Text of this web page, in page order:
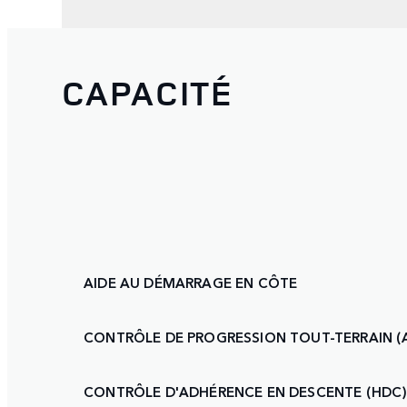
CAPACITÉ
AIDE AU DÉMARRAGE EN CÔTE
CONTRÔLE DE PROGRESSION TOUT-TERRAIN
CONTRÔLE D'ADHÉRENCE EN DESCENTE (HDC)